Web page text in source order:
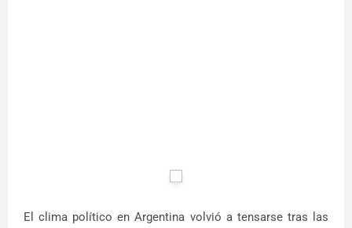
El clima político en Argentina volvió a tensarse tras las